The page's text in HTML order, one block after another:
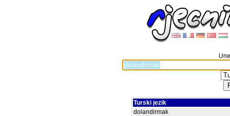
Turski jezik
dolandirmak